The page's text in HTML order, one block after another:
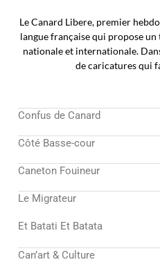
Le Canard Libere, premier
langue française qui propose
nationale et internationale.
de caricatures qui
Confus de Canard
Côté Basse-cour
Caneton Fouineur
Le Migrateur
Et Batati Et Batata
Can’art & Culture